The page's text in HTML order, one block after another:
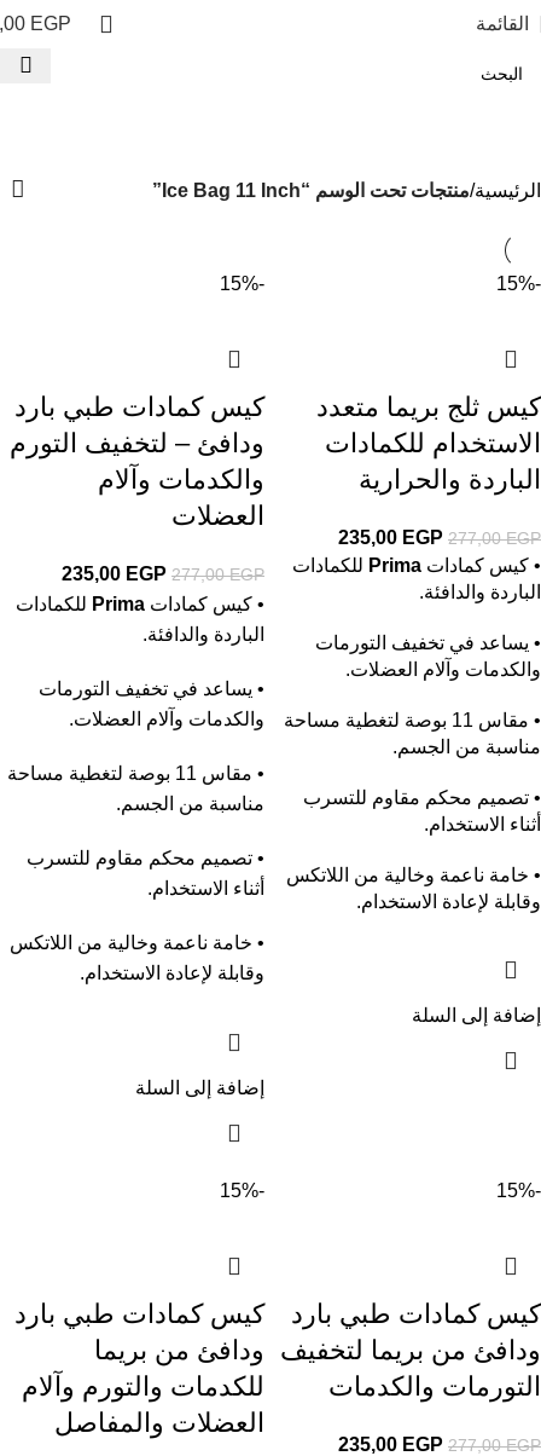
القائمة EGP
الرئيسية منتجات تحت الوسم “Ice Bag 11 Inch”
-15%
كيس ثلج بريما متعدد
الاستخدام للكمادات
الباردة والحرارية
277,00EGP
235,00 EGP
• كيس كمادات Prima للكمادات
الباردة والدافئة.
• يساعد في تخفيف التورمات
والكدمات وآلام العضلات.
• مقاس 11 بوصة لتغطية مساحة
مناسبة من الجسم.
• تصميم محكم مقاوم للتسرب
أثناء الاستخدام.
• خامة ناعمة وخالية من اللاتكس
وقابلة لإعادة الاستخدام.
إضافة إلى السلة
-15%
كيس كمادات طبي بارد
ودافئ – لتخفيف التورم
والكدمات وآلام
العضلات
277,00EGP
235,00 EGP
• كيس كمادات Prima للكمادات
الباردة والدافئة.
• يساعد في تخفيف التورمات
والكدمات وآلام العضلات.
• مقاس 11 بوصة لتغطية مساحة
مناسبة من الجسم.
• تصميم محكم مقاوم للتسرب
أثناء الاستخدام.
• خامة ناعمة وخالية من اللاتكس
وقابلة لإعادة الاستخدام.
إضافة إلى السلة
-15%
كيس كمادات طبي بارد
ودافئ من بريما لتخفيف
التورمات والكدمات
277,00EGP
235,00 EGP
-15%
كيس كمادات طبي بارد
ودافئ من بريما
للكدمات والتورم وآلام
العضلات والمفاصل